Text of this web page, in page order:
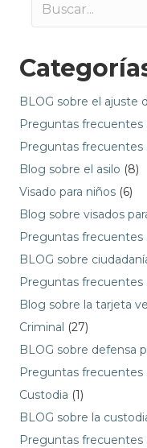
BLOG sobre el ajuste
Preguntas frecuentes
Preguntas frecuentes
Blog sobre el asilo (8)
Visado para niños (6)
Blog sobre visados
Preguntas frecuentes
BLOG sobre
Preguntas frecuentes
Blog sobre la tarjeta
Criminal (27)
BLOG sobre defensa
Preguntas frecuentes
Custodia (1)
BLOG sobre la
Preguntas frecuentes